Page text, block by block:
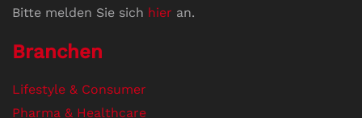
Bitte melden Sie sich hier an.
Branchen
Lifestyle & Consumer
Pharma & Healthcare